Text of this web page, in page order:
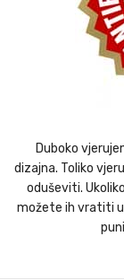
Duboko
dizajna. Toliko
oduševiti.
možete ih vratiti